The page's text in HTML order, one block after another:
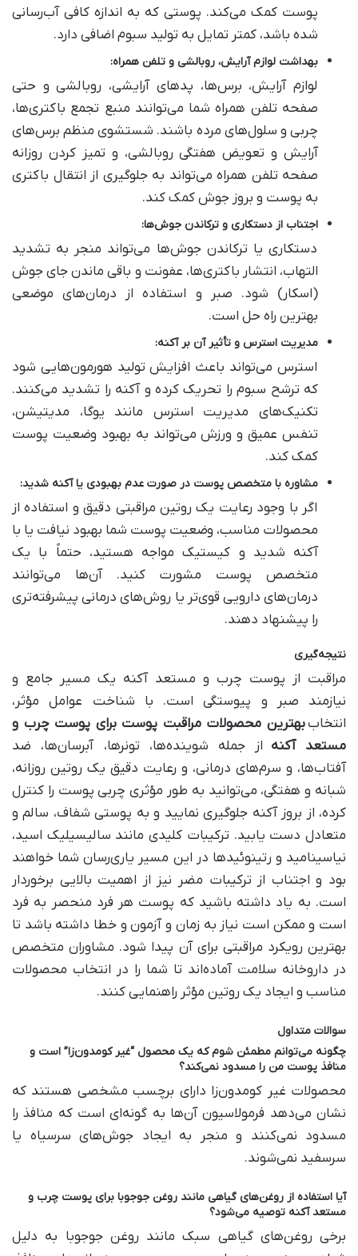
پوست کمک می‌کند. پوستی که به اندازه کافی آب‌رسانی
شده باشد، کمتر تمایل به تولید سبوم اضافی دارد.
بهداشت لوازم آرایش، روبالشی و تلفن همراه:
لوازم آرایش، برس‌ها، پدهای آرایشی، روبالشی و حتی
صفحه تلفن همراه شما می‌توانند منبع تجمع باکتری‌ها،
چربی و سلول‌های مرده باشند. شستشوی منظم برس‌های
آرایش و تعویض هفتگی روبالشی، و تمیز کردن روزانه
صفحه تلفن همراه می‌تواند به جلوگیری از انتقال باکتری
به پوست و بروز جوش کمک کند.
اجتناب از دستکاری و ترکاندن جوش‌ها:
دستکاری یا ترکاندن جوش‌ها می‌تواند منجر به تشدید
التهاب، انتشار باکتری‌ها، عفونت و باقی ماندن جای جوش
(اسکار) شود. صبر و استفاده از درمان‌های موضعی
بهترین راه حل است.
مدیریت استرس و تأثیر آن بر آکنه:
استرس می‌تواند باعث افزایش تولید هورمون‌هایی شود
که ترشح سبوم را تحریک کرده و آکنه را تشدید می‌کنند.
تکنیک‌های مدیریت استرس مانند یوگا، مدیتیشن،
تنفس عمیق و ورزش می‌تواند به بهبود وضعیت پوست
کمک کند.
مشاوره با متخصص پوست در صورت عدم بهبودی یا آکنه شدید:
اگر با وجود رعایت یک روتین مراقبتی دقیق و استفاده از
محصولات مناسب، وضعیت پوست شما بهبود نیافت یا با
آکنه شدید و کیستیک مواجه هستید، حتماً با یک
متخصص پوست مشورت کنید. آن‌ها می‌توانند
درمان‌های دارویی قوی‌تر یا روش‌های درمانی پیشرفته‌تری
را پیشنهاد دهند.
نتیجه‌گیری
مراقبت از پوست چرب و مستعد آکنه یک مسیر جامع و
نیازمند صبر و پیوستگی است. با شناخت عوامل مؤثر،
انتخاببهترین محصولات مراقبت پوست برای پوست چرب و
مستعد آکنه از جمله شوینده‌ها، تونرها، آبرسان‌ها، ضد
آفتاب‌ها، و سرم‌های درمانی، و رعایت دقیق یک روتین روزانه،
شبانه و هفتگی، می‌توانید به طور مؤثری چربی پوست را کنترل
کرده، از بروز آکنه جلوگیری نمایید و به پوستی شفاف، سالم و
متعادل دست یابید. ترکیبات کلیدی مانند سالیسیلیک اسید،
نیاسینامید و رتینوئیدها در این مسیر یاری‌رسان شما خواهند
بود و اجتناب از ترکیبات مضر نیز از اهمیت بالایی برخوردار
است. به یاد داشته باشید که پوست هر فرد منحصر به فرد
است و ممکن است نیاز به زمان و آزمون و خطا داشته باشد تا
بهترین رویکرد مراقبتی برای آن پیدا شود. مشاوران متخصص
در داروخانه سلامت آماده‌اند تا شما را در انتخاب محصولات
مناسب و ایجاد یک روتین مؤثر راهنمایی کنند.
سوالات متداول
چگونه می‌توانم مطمئن شوم که یک محصول “غیر کومدون‌زا” است و
منافذ پوست من را مسدود نمی‌کند؟
محصولات غیر کومدون‌زا دارای برچسب مشخصی هستند که
نشان می‌دهد فرمولاسیون آن‌ها به گونه‌ای است که منافذ را
مسدود نمی‌کنند و منجر به ایجاد جوش‌های سرسیاه یا
سرسفید نمی‌شوند.
آیا استفاده از روغن‌های گیاهی مانند روغن جوجوبا برای پوست چرب و
مستعد آکنه توصیه می‌شود؟
برخی روغن‌های گیاهی سبک مانند روغن جوجوبا به دلیل